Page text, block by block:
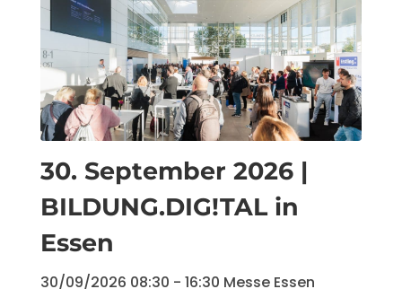
30. September 2026 |
BILDUNG.DIG!TAL in
Essen
30/09/2026 08:30 - 16:30 Messe Essen